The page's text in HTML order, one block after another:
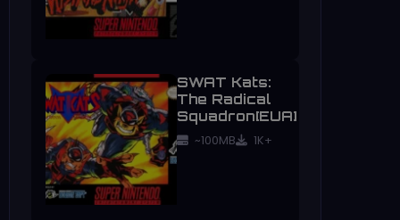
SWAT Kats:
The Radical
Squadron[EUA]
~100MB 1K+